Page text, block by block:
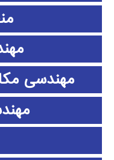
مهندسی